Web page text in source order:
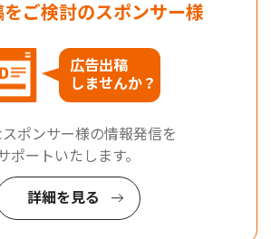
ご検討のスポンサー様
広告出稿
しませんか？
ポンサー様の情報発信を
ポートいたします。
詳細を見る